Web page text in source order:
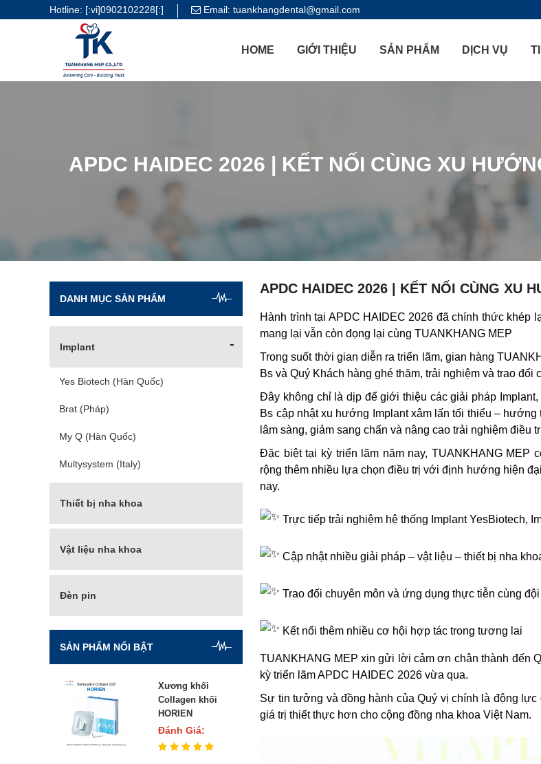
Hotline: [:vi]0902102228[:] Email: tuankhangdental@gmail.com
HOME GIỚI THIỆU SẢN PHẨM DỊCH VỤ
APDC HAIDEC 2026 | KẾT NỐI CÙNG XU
DANH MỤC SẢN PHẨM
Implant
Yes Biotech (Hàn Quốc)
Brat (Pháp)
My Q (Hàn Quốc)
Multysystem (Italy)
Thiết bị nha khoa
Máy CT Conbeam
Vật liệu nha khoa
Vật liệu hàn composite
Vật liệu nội nha
Vật liệu chỉnh nha
Vật liệu chống ê buốt
Vật liệu gắn răng
Đèn pin
SẢN PHẨM NỔI BẬT
Xương khối
Collagen khối
HORIEN
Đánh Giá:
APDC HAIDEC 2026 | KẾT NỐI CÙNG XU
Hành trình tại APDC HAIDEC 2026 đã chính thức
mang lại vẫn còn đọng lại cùng TUANKHANG MEP
Trong suốt thời gian diễn ra triển lãm, gian hàng
Bs và Quý Khách hàng ghé thăm, trải nghiệm và trao
Đây không chỉ là dịp để giới thiệu các giải pháp
Bs cập nhật xu hướng Implant xâm lấn tối thiểu –
lâm sàng, giảm sang chấn và nâng cao trải nghiệm điều
Đặc biệt tại kỳ triển lãm năm nay, TUANKHANG MEP
rộng thêm nhiều lựa chọn điều trị với định hướng hiện
nay.
Trực tiếp trải nghiệm hệ thống Implant YesBiotech,
Cập nhật nhiều giải pháp – vật liệu – thiết bị nha
Trao đổi chuyên môn và ứng dụng thực tiễn cùng
Kết nối thêm nhiều cơ hội hợp tác trong tương lai
TUANKHANG MEP xin gửi lời cảm ơn chân thành đến
kỳ triển lãm APDC HAIDEC 2026 vừa qua.
Sự tin tưởng và đồng hành của Quý vị chính là động
giá trị thiết thực hơn cho cộng đồng nha khoa Việt Nam.